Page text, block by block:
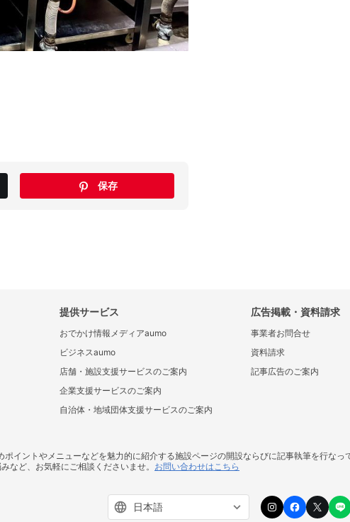
保存
提供サービス
おでかけ情報メディアaumo
ビジネスaumo
店舗・施設支援サービスのご案内
企業支援サービスのご案内
自治体・地域団体支援サービスのご案内
広告掲載・資料請求
事業者お問合せ
資料請求
記事広告のご案内
イントやメニューなどを魅力的に紹介する施設ページの開設ならびに記事執筆を行なっ
など、お気軽にご相談くださいませ。 お問い合わせはこちら